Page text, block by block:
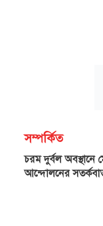
সম্পর্কিত
চরম দুর্বল
আন্দোলনের